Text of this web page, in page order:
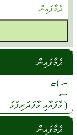
ދެމާފައިން
ނ )ޏ
ސ
(މާފައާއިމާފަދަރިފުޅު
ދެމާފައިން